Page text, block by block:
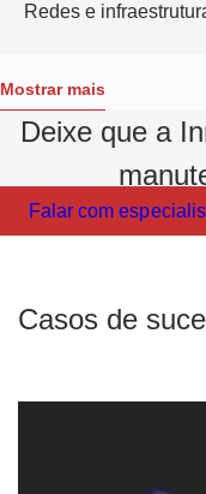
Redes e
Mostrar mais
Deixe que a
Falar com
Casos de